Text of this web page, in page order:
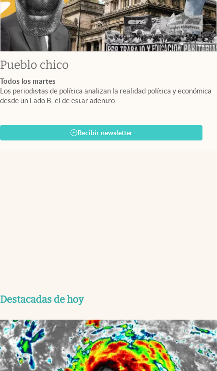
Pueblo chico
Todos los martes
Los periodistas de política analizan la realidad política y económica
desde un Lado B: el de estar adentro.
Recibir newsletter
Destacadas de hoy